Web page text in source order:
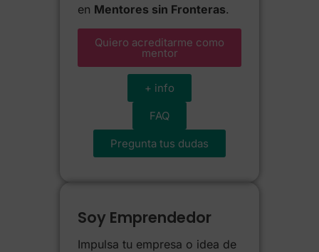
en Mentores sin Fronteras.
Quiero acreditarme como
mentor
+ info
FAQ
Pregunta tus dudas
Soy Emprendedor
Impulsa tu empresa o idea de